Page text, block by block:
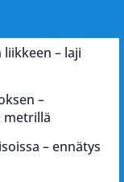
– laji
–
metrillä
– ennätys